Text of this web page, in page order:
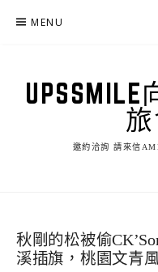
MENU
邀約洽詢 請來信
秋剛的松被偷
溪插旗，桃園文青